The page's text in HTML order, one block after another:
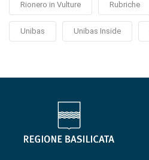
Rionero in Vulture Rubriche
Unibas Unibas Inside